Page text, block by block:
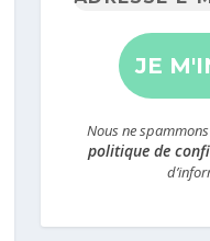
Nous ne
politique de